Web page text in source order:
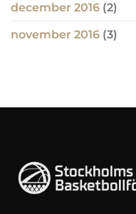
december 2016 (2)
november 2016 (3)